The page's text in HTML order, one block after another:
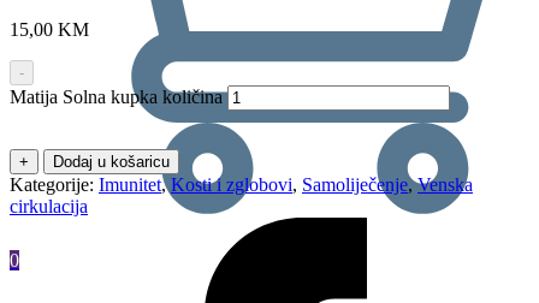
0
15,00 KM
-
Matija Solna kupka količina
+ Dodaj u košaricu
Kategorije: Imunitet,Kosti i zglobovi, Samoliječenje,Venska
cirkulacija